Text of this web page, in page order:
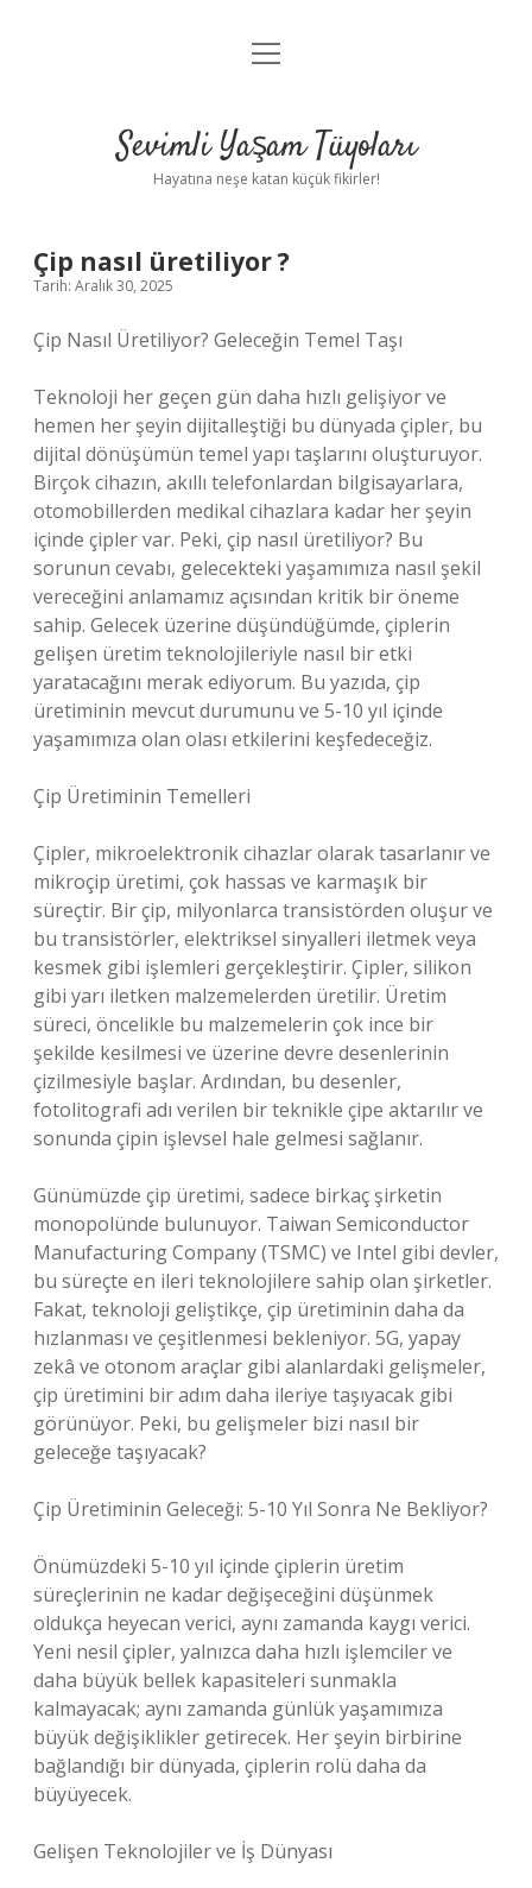
Anasayfa
Yasal Uyarı
menüyü
Sevimli Yaşam Tüyoları
Hayatına neşe katan küçük fikirler!
Çip nasıl üretiliyor ?
Tarih: Aralık 30, 2025
Çip Nasıl Üretiliyor? Geleceğin Temel Taşı
Teknoloji her geçen gün daha hızlı gelişiyor ve
hemen her şeyin dijitalleştiği bu dünyada çipler, bu
dijital dönüşümün temel yapı taşlarını oluşturuyor.
Birçok cihazın, akıllı telefonlardan bilgisayarlara,
otomobillerden medikal cihazlara kadar her şeyin
içinde çipler var. Peki, çip nasıl üretiliyor? Bu
sorunun cevabı, gelecekteki yaşamımıza nasıl şekil
vereceğini anlamamız açısından kritik bir öneme
sahip. Gelecek üzerine düşündüğümde, çiplerin
gelişen üretim teknolojileriyle nasıl bir etki
yaratacağını merak ediyorum. Bu yazıda, çip
üretiminin mevcut durumunu ve 5-10 yıl içinde
yaşamımıza olan olası etkilerini keşfedeceğiz.
Çip Üretiminin Temelleri
Çipler, mikroelektronik cihazlar olarak tasarlanır ve
mikroçip üretimi, çok hassas ve karmaşık bir
süreçtir. Bir çip, milyonlarca transistörden oluşur ve
bu transistörler, elektriksel sinyalleri iletmek veya
kesmek gibi işlemleri gerçekleştirir. Çipler, silikon
gibi yarı iletken malzemelerden üretilir. Üretim
süreci, öncelikle bu malzemelerin çok ince bir
şekilde kesilmesi ve üzerine devre desenlerinin
çizilmesiyle başlar. Ardından, bu desenler,
fotolitografi adı verilen bir teknikle çipe aktarılır ve
sonunda çipin işlevsel hale gelmesi sağlanır.
Günümüzde çip üretimi, sadece birkaç şirketin
monopolünde bulunuyor. Taiwan Semiconductor
Manufacturing Company (TSMC) ve Intel gibi devler,
bu süreçte en ileri teknolojilere sahip olan şirketler.
Fakat, teknoloji geliştikçe, çip üretiminin daha da
hızlanması ve çeşitlenmesi bekleniyor. 5G, yapay
zekâ ve otonom araçlar gibi alanlardaki gelişmeler,
çip üretimini bir adım daha ileriye taşıyacak gibi
görünüyor. Peki, bu gelişmeler bizi nasıl bir
geleceğe taşıyacak?
Çip Üretiminin Geleceği: 5-10 Yıl Sonra Ne Bekliyor?
Önümüzdeki 5-10 yıl içinde çiplerin üretim
süreçlerinin ne kadar değişeceğini düşünmek
oldukça heyecan verici, aynı zamanda kaygı verici.
Yeni nesil çipler, yalnızca daha hızlı işlemciler ve
daha büyük bellek kapasiteleri sunmakla
kalmayacak; aynı zamanda günlük yaşamımıza
büyük değişiklikler getirecek. Her şeyin birbirine
bağlandığı bir dünyada, çiplerin rolü daha da
büyüyecek.
Gelişen Teknolojiler ve İş Dünyası